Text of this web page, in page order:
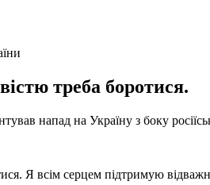
треба боротися.
напад на Україну з боку
Я всім серцем підтримую